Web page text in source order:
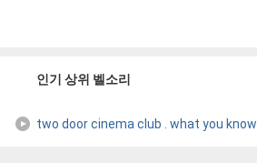
인기 상위 벨소리
two door cinema club . what you know